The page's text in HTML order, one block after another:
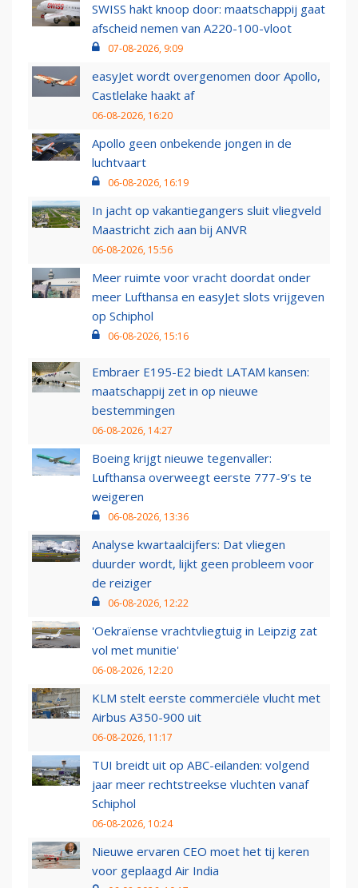
SWISS hakt knoop door: maatschappij gaat
afscheid nemen van A220-100-vloot
07-08-2026, 9:09
easyJet wordt overgenomen door Apollo,
Castlelake haakt af
06-08-2026, 16:20
Apollo geen onbekende jongen in de
luchtvaart
06-08-2026, 16:19
In jacht op vakantiegangers sluit vliegveld
Maastricht zich aan bij ANVR
06-08-2026, 15:56
Meer ruimte voor vracht doordat onder
meer Lufthansa en easyJet slots vrijgeven
op Schiphol
06-08-2026, 15:16
Embraer E195-E2 biedt LATAM kansen:
maatschappij zet in op nieuwe
bestemmingen
06-08-2026, 14:27
Boeing krijgt nieuwe tegenvaller:
Lufthansa overweegt eerste 777-9’s te
weigeren
06-08-2026, 13:36
Analyse kwartaalcijfers: Dat vliegen
duurder wordt, lijkt geen probleem voor
de reiziger
06-08-2026, 12:22
'Oekraïense vrachtvliegtuig in Leipzig zat
vol met munitie'
06-08-2026, 12:20
KLM stelt eerste commerciële vlucht met
Airbus A350-900 uit
06-08-2026, 11:17
TUI breidt uit op ABC-eilanden: volgend
jaar meer rechtstreekse vluchten vanaf
Schiphol
06-08-2026, 10:24
Nieuwe ervaren CEO moet het tij keren
voor geplaagd Air India